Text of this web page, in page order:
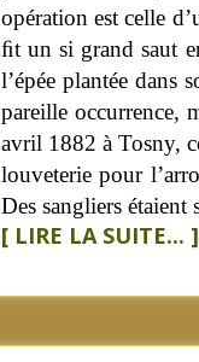
opération est celle
ﬁt un si grand saut
l’épée plantée dans
pareille occurrence,
avril 1882 à Tosny,
louveterie pour
Des sangliers
[ LIRE LA SUITE... ]